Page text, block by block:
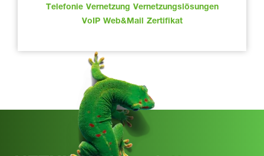
Telefonie Vernetzung Vernetzungslösungen
VoIP Web&Mail Zertifikat